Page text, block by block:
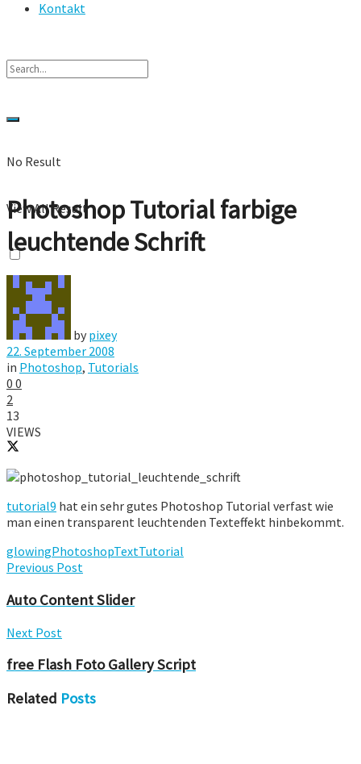
Kontakt
No Result
View All Result
Photoshop Tutorial farbige
leuchtende Schrift
by pixey
22. September 2008
in Photoshop, Tutorials
0 0
2
13
VIEWS
tutorial9 hat ein sehr gutes Photoshop Tutorial verfast wie
man einen transparent leuchtenden Texteffekt hinbekommt.
glowingPhotoshopTextTutorial
Previous Post
Auto Content Slider
Next Post
free Flash Foto Gallery Script
Related Posts